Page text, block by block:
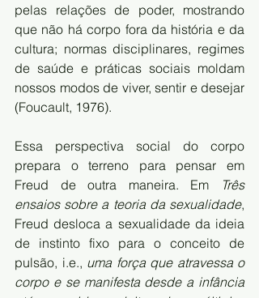
pelas relações de poder, mostrando
que não há corpo fora da história e da
cultura; normas disciplinares, regimes
de saúde e práticas sociais moldam
nossos modos de viver, sentir e desejar
(Foucault, 1976).
Essa perspectiva social do corpo
prepara o terreno para pensar em
Freud de outra maneira. Em
Três
ensaios sobre a teoria da sexualidade,
Freud desloca a sexualidade da ideia
de instinto fixo para o conceito de
pulsão, i.e., uma força que atravessa o
corpo e se manifesta desde a infância